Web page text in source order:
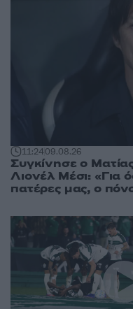
11:2409.08.26
Συγκίνησε ο
Λιονέλ Μέσι: «Για
πατέρες μας, ο